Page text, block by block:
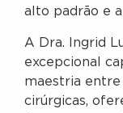
alto padrão e
A Dra. Ingrid
excepcional
maestria entre
cirúrgicas,